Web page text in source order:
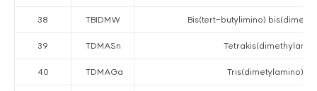
38 TBIDMW Bis(tert-butylimino)
39 TDMASn
40 TDMAGa